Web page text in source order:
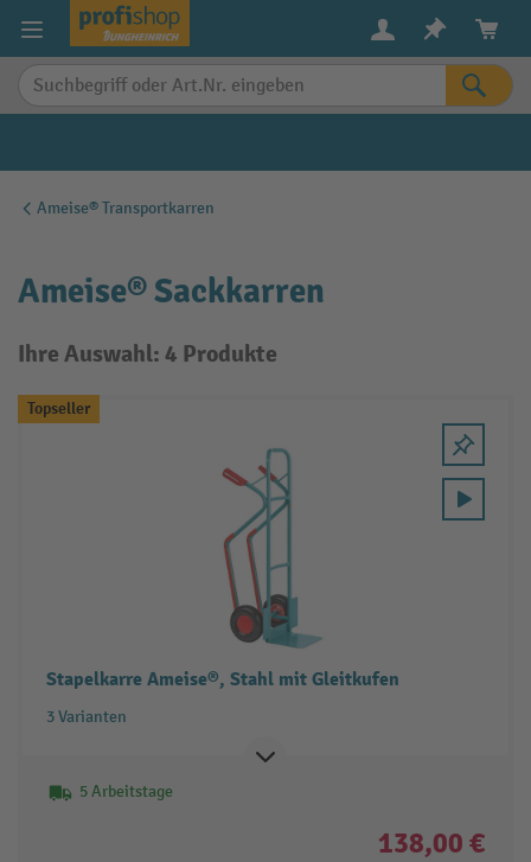
springen
Ameise® Transportkarren
Ameise® Sackkarren
Ihre Auswahl: 4 Produkte
Topseller
Stapelkarre Ameise®, Stahl mit Gleitkufen
3 Varianten
5 Arbeitstage
138,00 €